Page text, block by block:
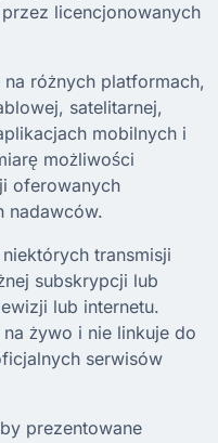
licencjonowanych
różnych platformach,
satelitarnej,
mobilnych i
możliwości
oferowanych
nadawców.
transmisji
subskrypcji lub
lub internetu.
żywo i nie linkuje do
serwisów
prezentowane